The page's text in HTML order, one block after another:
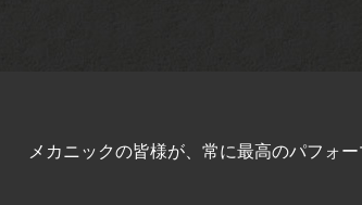
メカニックの皆様が、常に最高のパフォ